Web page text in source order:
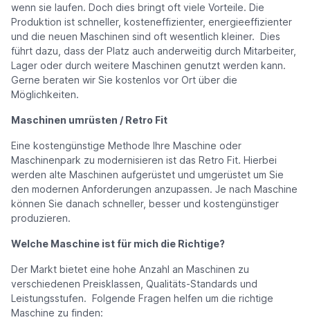
wenn sie laufen. Doch dies bringt oft viele Vorteile. Die
Produktion ist schneller, kosteneffizienter, energieeffizienter
und die neuen Maschinen sind oft wesentlich kleiner. Dies
führt dazu, dass der Platz auch anderweitig durch Mitarbeiter,
Lager oder durch weitere Maschinen genutzt werden kann.
Gerne beraten wir Sie kostenlos vor Ort über die
Möglichkeiten.
Maschinen umrüsten / Retro Fit
Eine kostengünstige Methode Ihre Maschine oder
Maschinenpark zu modernisieren ist das Retro Fit. Hierbei
werden alte Maschinen aufgerüstet und umgerüstet um Sie
den modernen Anforderungen anzupassen. Je nach Maschine
können Sie danach schneller, besser und kostengünstiger
produzieren.
Welche Maschine ist für mich die Richtige?
Der Markt bietet eine hohe Anzahl an Maschinen zu
verschiedenen Preisklassen, Qualitäts-Standards und
Leistungsstufen. Folgende Fragen helfen um die richtige
Maschine zu finden: